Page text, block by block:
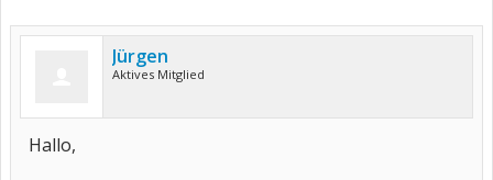
Jürgen
Aktives Mitglied
Hallo,